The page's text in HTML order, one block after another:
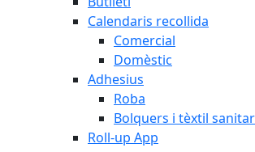
Calendaris recollida
Comercial
Domèstic
Adhesius
Roba
Bolquers i tèxtil
Roll-up App